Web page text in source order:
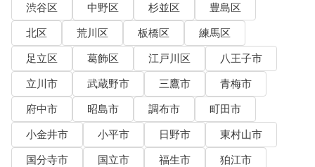
渋谷区
中野区 杉並区
豊島区
北区
荒川区 板橋区
練馬区
足立区
葛飾区 江戸川区
八王子市
立川市
武蔵野市 三鷹市
青梅市
府中市
昭島市 調布市
町田市
小金井市
小平市 日野市
東村山市
国分寺市
国立市 福生市
狛江市